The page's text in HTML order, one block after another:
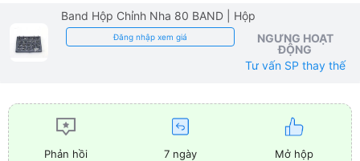
Band Hộp Chỉnh Nha 80 BAND
| Hộp
Đăng nhập xem giá
NGƯNG HOẠT
ĐỘNG
Tư vấn SP thay thế
Phản hồi
7 ngày
Mở hộp